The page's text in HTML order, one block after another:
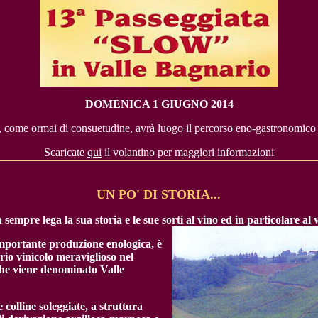
DOMENICA 1 GIUGNO 2014
come ormai di consuetudine, avrà luogo il percorso eno-
Scaricate qui il volantino per maggiori informazioni
UN PO' DI STORIA...
sempre lega la sua storia e le sue sorti al vino ed in particolare al
produzione enologica, è
vinicolo meraviglioso nel
viene denominato Valle
colline soleggiate, a struttura